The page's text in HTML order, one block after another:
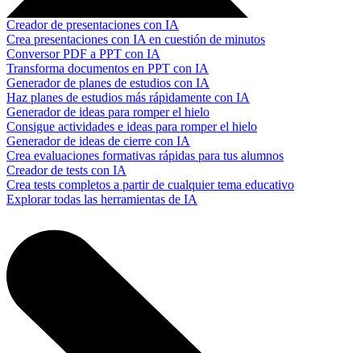
Creador de presentaciones con IA
Crea presentaciones con IA en cuestión de minutos
Conversor PDF a PPT con IA
Transforma documentos en PPT con IA
Generador de planes de estudios con IA
Haz planes de estudios más rápidamente con IA
Generador de ideas para romper el hielo
Consigue actividades e ideas para romper el hielo
Generador de ideas de cierre con IA
Crea evaluaciones formativas rápidas para tus alumnos
Creador de tests con IA
Crea tests completos a partir de cualquier tema educativo
Explorar todas las herramientas de IA